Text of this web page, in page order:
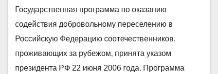
Государственная программа по оказанию
содействия добровольному переселению в
Российскую Федерацию соотечественников,
проживающих за рубежом, принята указом
президента РФ 22 июня 2006 года. Программа